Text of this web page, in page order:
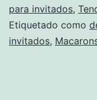
para invitados,
Etiquetado como
invitados,